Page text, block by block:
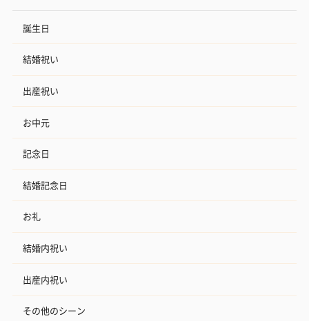
誕生日
結婚祝い
出産祝い
お中元
記念日
結婚記念日
お礼
結婚内祝い
出産内祝い
その他のシーン